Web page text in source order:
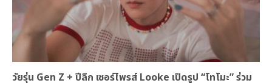
วัยรุ่น Gen Z + ปีลึก เซอร์ไพรส์ Looke เปิดรูป “โทโมะ” ร่วม